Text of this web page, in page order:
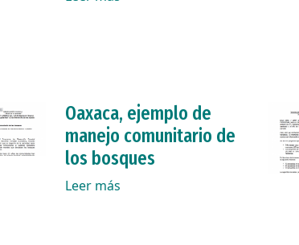
Oaxaca, ejemplo de
manejo comunitario de
los bosques
Leer más